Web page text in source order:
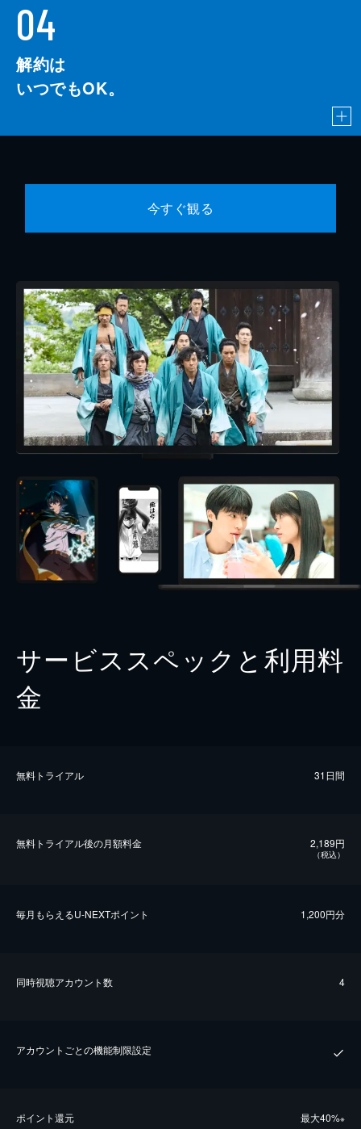
04
解約は
いつでもOK。
今すぐ観る
サービススペックと利用料
金
無料トライアル 31日間
無料トライアル後の⽉額料金 2,189円
（税込）
毎⽉もらえるU-NEXTポイント 1,200円分
同時視聴アカウント数 4
アカウントごとの機能制限設定
ポイント還元 最⼤40%※